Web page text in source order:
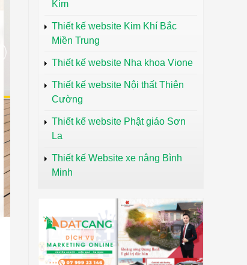
Kim
Thiết kế website Kim Khí Bắc
Miền Trung
Thiết kế website Nha khoa Vione
Thiết kế website Nội thất Thiên
Cường
Thiết kế website Phật giáo Sơn
La
Thiết kế Website xe nâng Bình
Minh